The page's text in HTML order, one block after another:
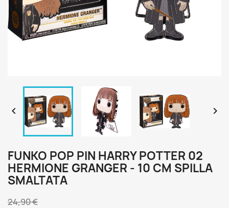
 
FUNKO POP PIN HARRY POTTER 02
HERMIONE GRANGER - 10 CM SPILLA
SMALTATA
24,90 €